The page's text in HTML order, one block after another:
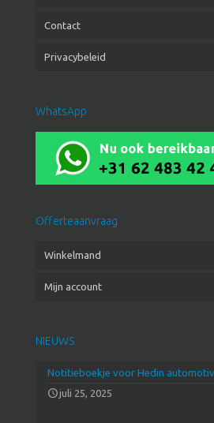
Contact
Privacybeleid
WhatsApp
Offerteaanvraag
Winkelmand
Mijn account
NIEUWS
Notitieboekje voor Hedin
juli 25, 2025